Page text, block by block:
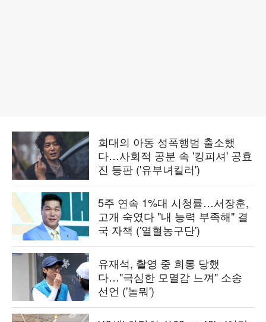
희대의 아동 성폭행범 출소했
다…사회적 공분 속 '킹피셔' 공효
진 등판 ('유부녀킬러')
5주 연속 1%대 시청률…서장훈,
고개 숙였다 "내 능력 부족해" 결
국 자책 ('열혈농구단')
유재석, 촬영 중 희롱 당했
다…"극심한 모멸감 느껴" 소송
선언 ('놀뭐')